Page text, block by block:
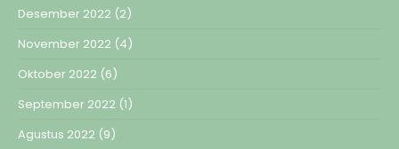
Desember 2022 (2)
November 2022 (4)
Oktober 2022 (6)
September 2022 (1)
Agustus 2022 (9)